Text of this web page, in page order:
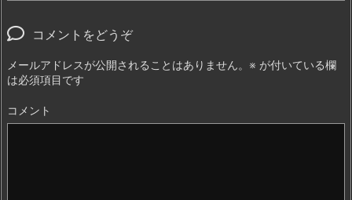
コメントをどうぞ
メールアドレスが公開されることはありません。 ※ が付いている欄
は必須項目です
コメント